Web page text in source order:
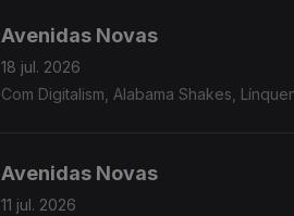
Avenidas Novas
18 jul. 2026
Com Digitalism, Alabama Shakes,
Avenidas Novas
11 jul. 2026